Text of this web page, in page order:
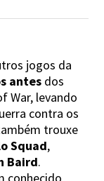
jogos da
antes dos
War, levando
contra os
trouxe
Squad,
Baird.
conhecido